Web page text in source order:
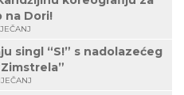
na Dori!
singl “S!” s nadolazećeg